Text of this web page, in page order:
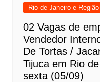
Rio de Janeiro e
02 Vagas de
Vendedor
De Tortas /
Tijuca em Rio
sexta (05/09)